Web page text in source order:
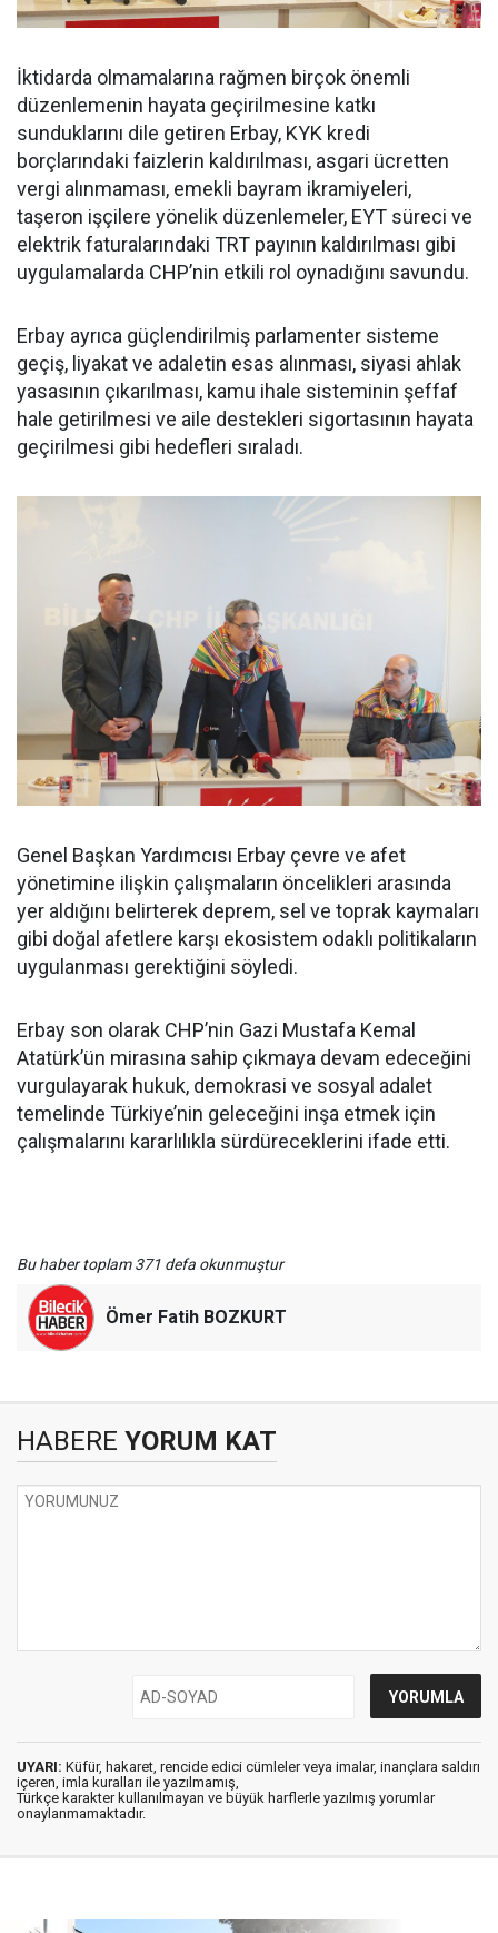
İktidarda olmamalarına rağmen birçok önemli
düzenlemenin hayata geçirilmesine katkı
sunduklarını dile getiren Erbay, KYK kredi
borçlarındaki faizlerin kaldırılması, asgari ücretten
vergi alınmaması, emekli bayram ikramiyeleri,
taşeron işçilere yönelik düzenlemeler, EYT süreci ve
elektrik faturalarındaki TRT payının kaldırılması gibi
uygulamalarda CHP’nin etkili rol oynadığını savundu.
Erbay ayrıca güçlendirilmiş parlamenter sisteme
geçiş, liyakat ve adaletin esas alınması, siyasi ahlak
yasasının çıkarılması, kamu ihale sisteminin şeffaf
hale getirilmesi ve aile destekleri sigortasının hayata
geçirilmesi gibi hedefleri sıraladı.
Genel Başkan Yardımcısı Erbay çevre ve afet
yönetimine ilişkin çalışmaların öncelikleri arasında
yer aldığını belirterek deprem, sel ve toprak kaymaları
gibi doğal afetlere karşı ekosistem odaklı politikaların
uygulanması gerektiğini söyledi.
Erbay son olarak CHP’nin Gazi Mustafa Kemal
Atatürk’ün mirasına sahip çıkmaya devam edeceğini
vurgulayarak hukuk, demokrasi ve sosyal adalet
temelinde Türkiye’nin geleceğini inşa etmek için
çalışmalarını kararlılıkla sürdüreceklerini ifade etti.
Bu haber toplam 371 defa okunmuştur
Ömer Fatih BOZKURT
HABERE YORUM KAT
UYARI: Küfür, hakaret, rencide edici cümleler veya imalar, inançlara saldırı
içeren, imla kuralları ile yazılmamış,
Türkçe karakter kullanılmayan ve büyük harflerle yazılmış yorumlar
onaylanmamaktadır.